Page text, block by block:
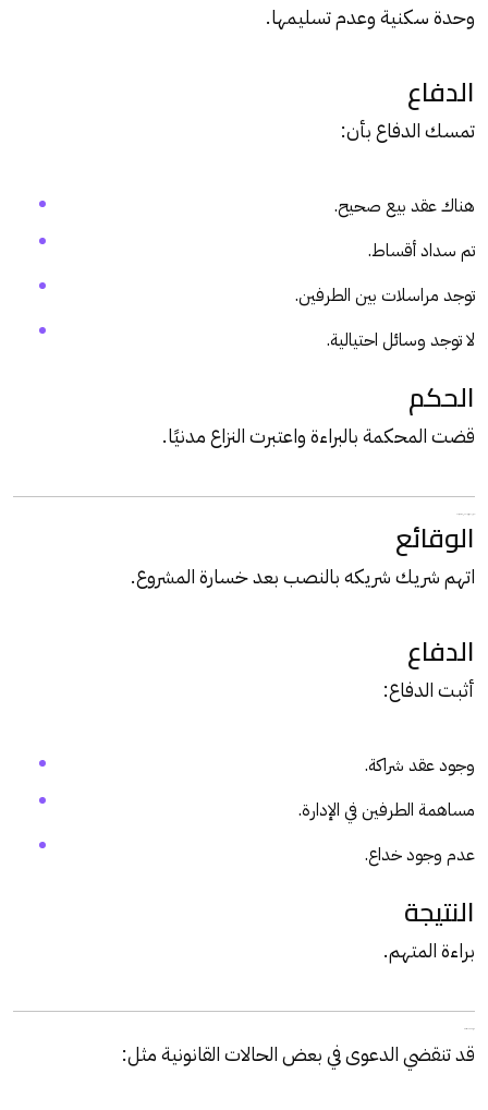
وحدة سكنية وعدم تسليمها.
الدفاع
تمسك الدفاع بأن:
هناك عقد بيع صحيح.
تم سداد أقساط.
توجد مراسلات بين الطرفين.
لا توجد وسائل احتيالية.
الحكم
قضت المحكمة بالبراءة واعتبرت النزاع مدنيًا.
الوقائع
اتهم شريك شريكهبالنصببعد خسارة المشروع.
الدفاع
أثبت الدفاع:
وجود عقد شراكة.
مساهمة الطرفين في الإدارة.
عدم وجود خداع.
النتيجة
براءة المتهم.
قد تنقضي الدعوى في بعض الحالات القانونية مثل: